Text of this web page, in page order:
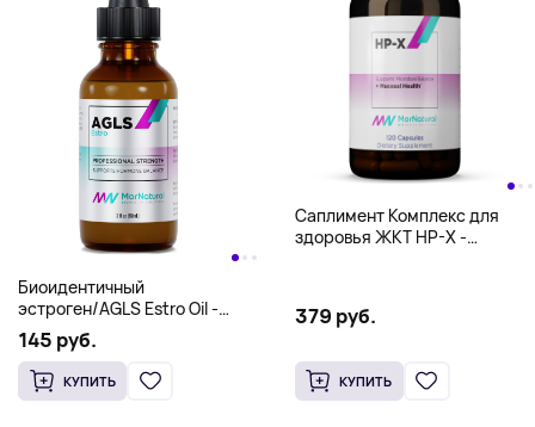
HepatoAid - MorNatural 60
КУПИТЬ
N-ацетилцистеин NAC -
MorNatural 500 mg 90 caps
КУПИТЬ